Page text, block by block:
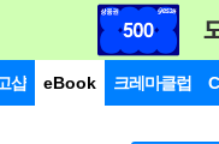
샵 eBook 크레마클럽